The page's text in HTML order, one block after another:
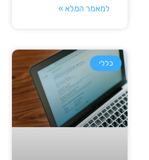
למאמר המלא »
כללי